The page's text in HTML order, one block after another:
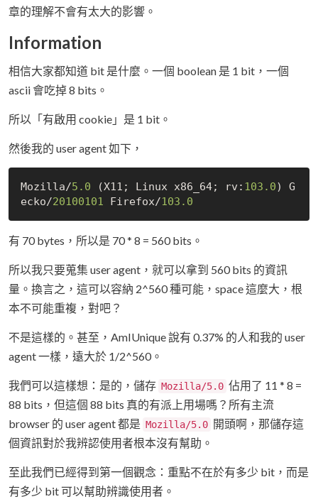
章的理解不會有太大的影響。
Information
相信大家都知道 bit 是什麼。一個 boolean 是 1 bit，一個
ascii 會吃掉 8 bits。
所以「有啟用 cookie」是 1 bit。
然後我的 user agent 如下，
Mozilla/5.0 (X11; Linux x86_64; rv: 103.0) G
ecko/20100101 Firefox/103.0
有 70 bytes，所以是 70 * 8 = 560 bits。
所以我只要蒐集 user agent，就可以拿到 560 bits 的資訊
量。換言之，這可以容納 2^560 種可能，space 這麼大，根
本不可能重複，對吧？
不是這樣的。甚至，AmIUnique 說有 0.37% 的人和我的 user
agent 一樣，遠大於 1/2^560。
我們可以這樣想：是的，儲存 Mozilla/5.0 佔用了 11 * 8 =
88 bits，但這個 88 bits 真的有派上用場嗎？所有主流
browser 的 user agent 都是 Mozilla/5.0 開頭啊，那儲存這
個資訊對於我辨認使用者根本沒有幫助。
至此我們已經得到第一個觀念：重點不在於有多少 bit，而是
有多少 bit 可以幫助辨識使用者。